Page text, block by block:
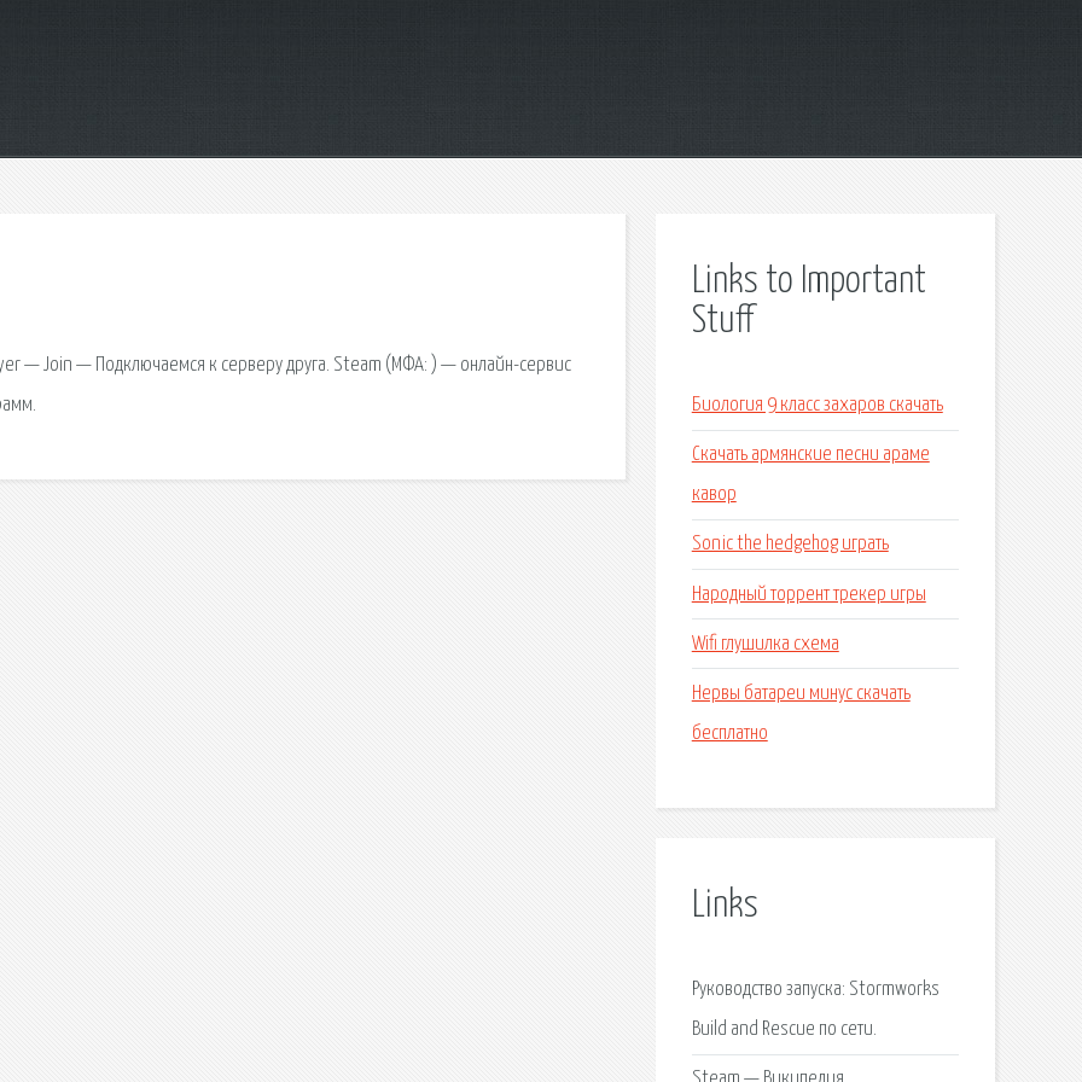
— Join — Подключаемся к серверу друга. Steam (МФА: ) — онлайн-сервис
Links to Important
Stuff
Биология 9 класс захаров скачать
Скачать армянские песни араме
кавор
Sonic the hedgehog играть
Народный торрент трекер игры
Wifi глушилка схема
Нервы батареи минус скачать
бесплатно
Links
Руководство запуска: Stormworks
Build and Rescue по сети.